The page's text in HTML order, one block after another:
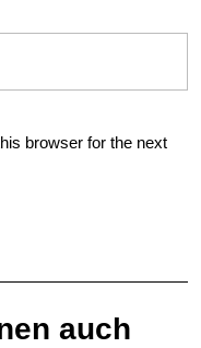
browser for the next
auch